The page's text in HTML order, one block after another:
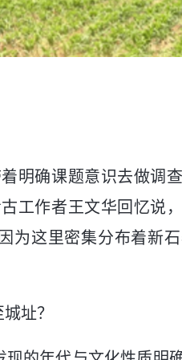
明确课题意识去做调
工作者王文华回忆说
为这里密集分布着新
址？